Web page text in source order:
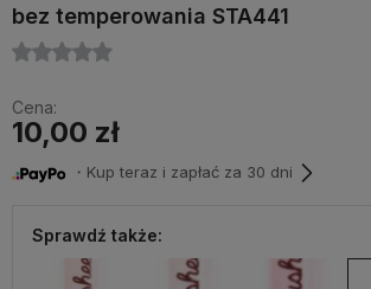
bez temperowania STA441
Cena:
10,00 zł
・Kup teraz i zapłać za 30 dni
Sprawdź także: